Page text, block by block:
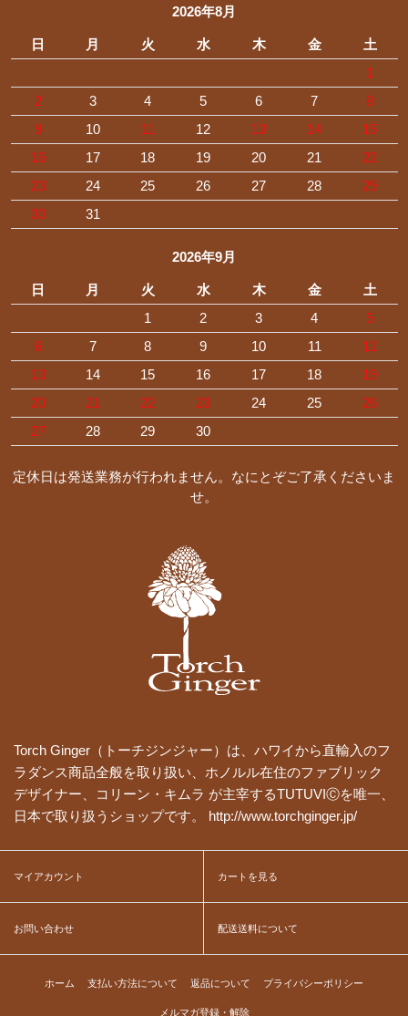
2026年8月
日 月 火 水 木 金
土
1
2
3 4 5 6 7
8
9
10 11 12 13 14
15
16
17 18 19 20 21
22
23
24 25 26 27 28
29
30
31
2026年9月
日 月 火 水 木 金
土
1
2 3 4
5
6
7 8 9 10 11
12
13
14 15 16 17 18
19
20
21 22 23 24 25
26
27
28 29 30
定休日は発送業務が行われません。なにとぞご了承くださいま
せ。
Torch Ginger（トーチジンジャー）は、ハワイから直輸入のフ
ラダンス商品全般を取り扱い、ホノルル在住のファブリック
デザイナー、コリーン・キムラ が主宰するTUTUVIⒸを唯一、
日本で取り扱うショップです。 http://www.torchginger.jp/
マイアカウント カートを見る
お問い合わせ 配送送料について
ホーム 支払い方法について 返品について プライバシーポリシー
メルマガ登録・解除